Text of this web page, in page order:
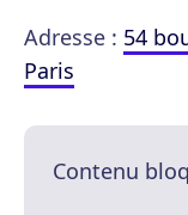
Adresse : 54
Paris
Contenu